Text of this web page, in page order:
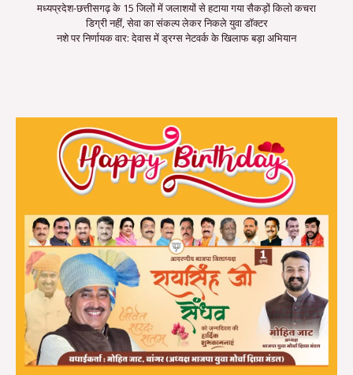
मध्यप्रदेश-छत्तीसगढ़ के 15 जिलों में जलाशयों से हटाया गया सैकड़ों किलो कचरा
डिग्री नहीं, सेवा का संकल्प लेकर निकले युवा डॉक्टर
नशे पर निर्णायक वार: देवास में ड्रग्स नेटवर्क के खिलाफ बड़ा अभियान